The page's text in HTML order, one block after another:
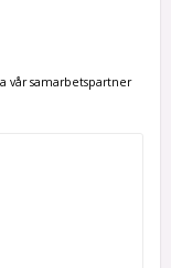
vår samarbetspartner